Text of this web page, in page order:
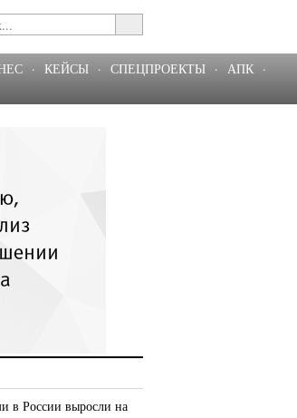
· КЕЙСЫ · СПЕЦПРОЕКТЫ · АПК
·
в России выросли на